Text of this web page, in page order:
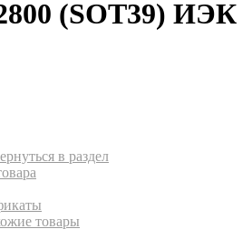
(SOT39) ИЭК